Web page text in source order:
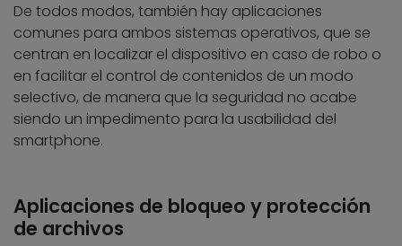
De todos modos, también hay aplicaciones
comunes para ambos sistemas operativos, que se
centran en localizar el dispositivo en caso de robo o
en facilitar el control de contenidos de un modo
selectivo, de manera que la seguridad no acabe
siendo un impedimento para la usabilidad del
smartphone.
Aplicaciones de bloqueo y protección
de archivos